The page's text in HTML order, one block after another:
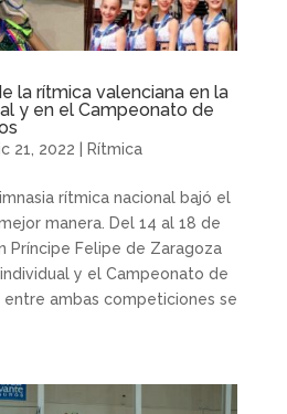
la rítmica valenciana en la
y en el Campeonato de
21, 2022 Rítmica
rítmica nacional bajó el
manera. Del 14 al 18 de
Príncipe Felipe de Zaragoza
y el Campeonato de
entre ambas competiciones se